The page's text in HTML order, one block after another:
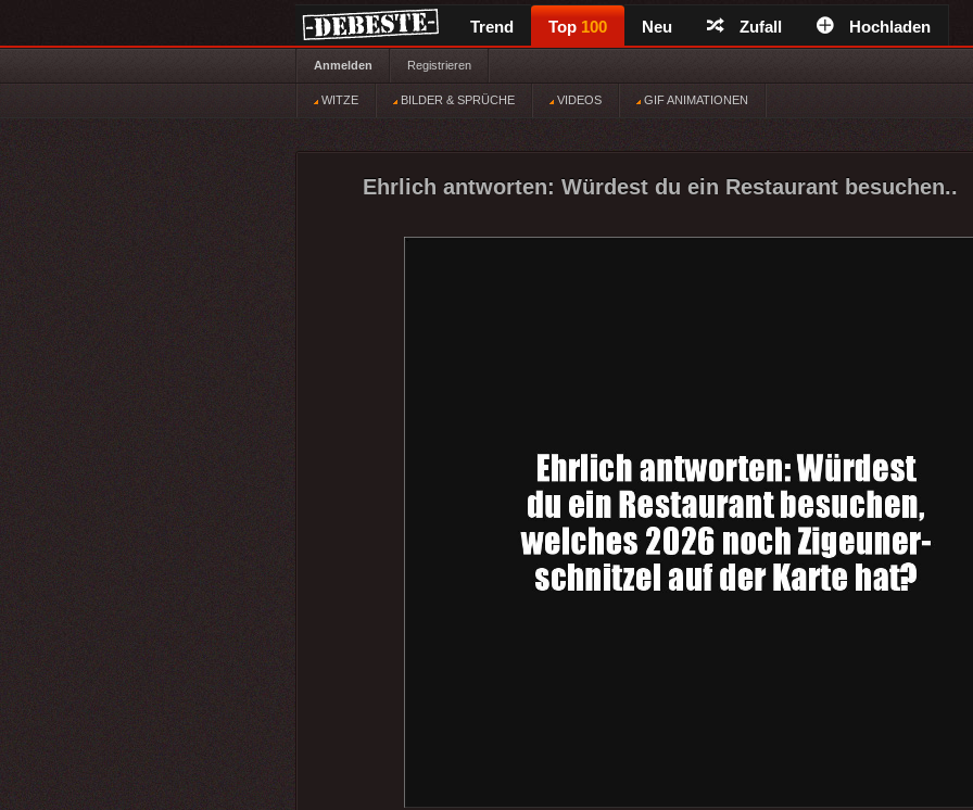
Trend Top 100 Neu Zufall Hochladen
Anmelden Registrieren
WITZE BILDER & SPRÜCHE VIDEOS GIF ANIMATIONEN
Ehrlich antworten: Würdest du ein Restaurant besuchen..